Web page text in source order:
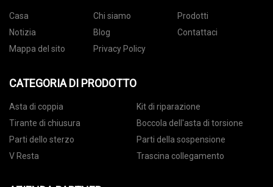
Casa Chi siamo
Prodotti
Notizia
Blog
Contattaci
Mappa del sito
Privacy Policy
CATEGORIA DI PRODOTTO
Asta di coppia
Kit di riparazione
Tirante di chiusura
Boccola dell'asta di torsione
Parti dello sterzo
Parti della sospensione
V Resta
Trascina collegamento